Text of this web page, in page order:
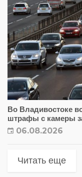
Во Владивостоке
штрафы с камеры
06.08.2026
Читать еще